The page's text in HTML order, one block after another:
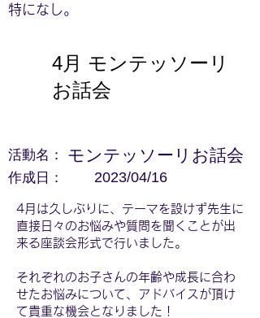
特になし。
4月 モンテッソーリ
お話会
活動名： モンテッソーリお話会
作成日： 2023/04/16
4月は久しぶりに、テーマを設けず先生に
直接日々のお悩みや質問を聞くことが出
来る座談会形式で行いました。
それぞれのお子さんの年齢や成長に合わ
せたお悩みについて、アドバイスが頂け
て貴重な機会となりました！